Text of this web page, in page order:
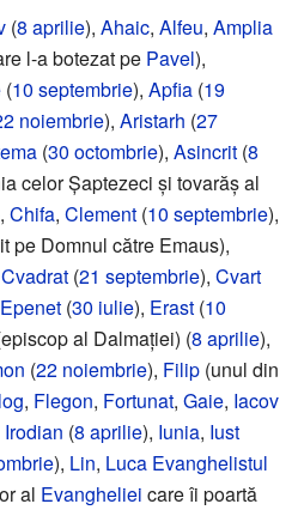
(8 aprilie), Ahaic, Alfeu, Amplia
l-a botezat pe Pavel),
(10 septembrie), Apfia (19
noiembrie), Aristarh (27
(30 octombrie), Asincrit (8
celor Șaptezeci și tovarăș al
, Chifa, Clement (10 septembrie),
pe Domnul către Emaus),
Cvadrat (21 septembrie), Cvart
Epenet (30 iulie), Erast (10
al Dalmației) (8 aprilie),
(22 noiembrie), Filip (unul din
, Flegon, Fortunat, Gaie, Iacov
Irodian (8 aprilie), Iunia, Iust
), Lin, Luca Evanghelistul
al Evangheliei care îi poartă